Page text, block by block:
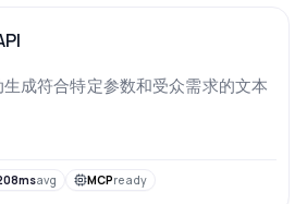
成符合特定参数和受众需求的文本
avg MCPready